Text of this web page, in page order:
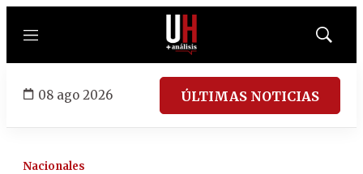
Menú
Mostrar
08 ago 2026 ÚLTIMAS NOTICIAS
Nacionales